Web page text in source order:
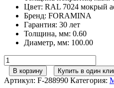
Цвет: RAL 7024 мокрый
Бренд: FORAMINA
Гарантия: 30 лет
Толщина, мм: 0.60
Диаметр, мм: 100.00
Количество
товара
125/100
МП
В корзину Купить в один
Артикул: F-288990 Категория: